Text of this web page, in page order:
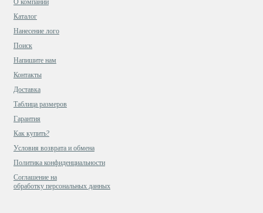
Каталог
Нанесение лого
Поиск
Напишите нам
Контакты
Доставка
Таблица размеров
Гарантия
Как купить?
Условия возврата и обмена
Политика конфиденциальности
Cоглашение на
обработку персональных данных